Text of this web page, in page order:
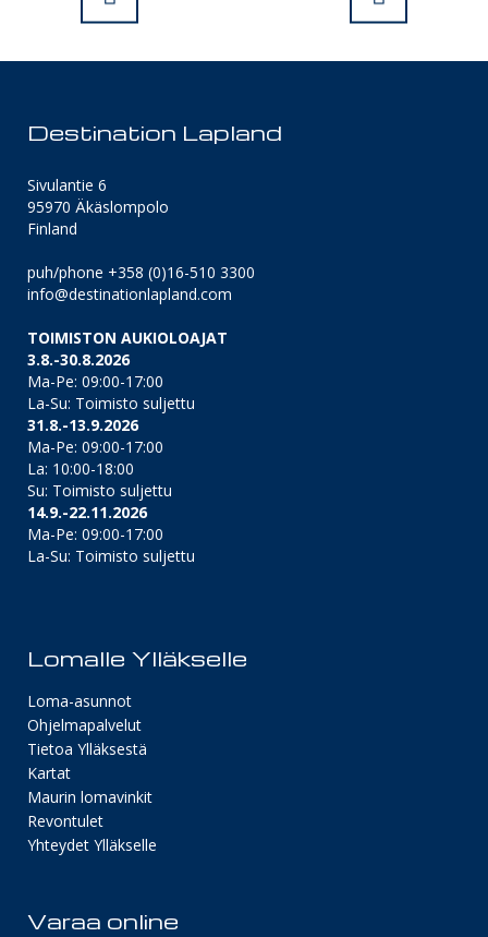
Destination Lapland
Sivulantie 6
95970 Äkäslompolo
Finland
puh/phone +358 (0)16-510 3300
info@destinationlapland.com
TOIMISTON AUKIOLOAJAT
3.8.-30.8.2026
Ma-Pe: 09:00-17:00
La-Su: Toimisto suljettu
31.8.-13.9.2026
Ma-Pe: 09:00-17:00
La: 10:00-18:00
Su: Toimisto suljettu
14.9.-22.11.2026
Ma-Pe: 09:00-17:00
La-Su: Toimisto suljettu
Lomalle Ylläkselle
Loma-asunnot
Ohjelmapalvelut
Tietoa Ylläksestä
Kartat
Maurin lomavinkit
Revontulet
Yhteydet Ylläkselle
Varaa online